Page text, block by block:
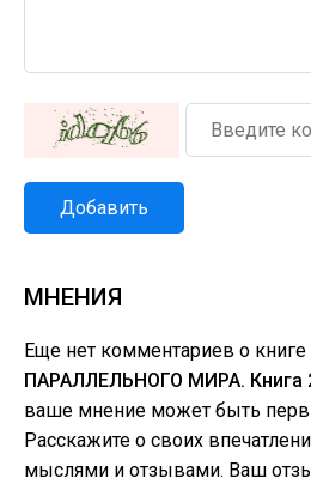
Добавить
МНЕНИЯ
Еще нет комментариев о книге
ПАРАЛЛЕЛЬНОГО МИРА. Книга
ваше мнение может быть
Расскажите о своих
мыслями и отзывами. Ваш